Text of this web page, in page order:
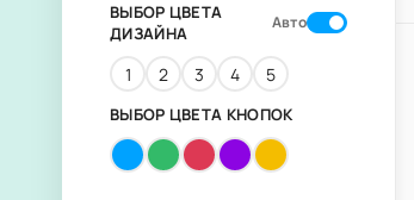
ВЫБОР ЦВЕТА
ДИЗАЙНА
Авто
1 2 3 4 5
ВЫБОР ЦВЕТА КНОПОК